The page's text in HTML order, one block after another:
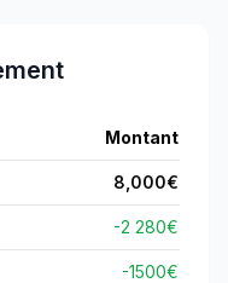
Montant
8,000€
-2 280€
-1500€